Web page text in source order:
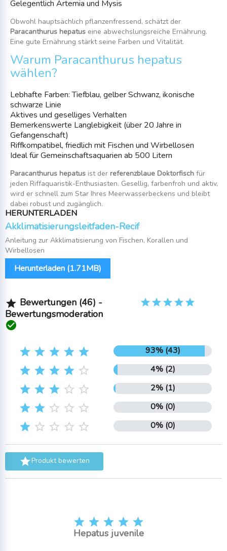
Gelegentlich Artemia und Mysis
Obwohl hauptsächlich pflanzenfressend, schätzt der
Paracanthurus hepatus eine abwechslungsreiche Ernährung.
Eine gute Ernährung stärkt seine Farben und Vitalität.
Warum Paracanthurus hepatus
wählen?
Lebhafte Farben: Tiefblau, gelber Schwanz, ikonische
schwarze Linie
Aktives und geselliges Verhalten
Bemerkenswerte Langlebigkeit (über 20 Jahre in
Gefangenschaft)
Riffkompatibel, friedlich mit Fischen und Wirbellosen
Ideal für Gemeinschaftsaquarien ab 500 Litern
Paracanthurus hepatus ist der referenzblaue Doktorfisch für
jeden Riffaquaristik-Enthusiasten. Gesellig, farbenfroh und aktiv,
wird er schnell zum Star Ihres Meerwasserbeckens und bleibt
dabei robust und zugänglich.
HERUNTERLADEN
Akklimatisierungsleitfaden-Recif
Anleitung zur Akklimatisierung von Fischen, Korallen und
Wirbellosen
Herunterladen (1.71MB)
 Bewertungen (46) -
Bewertungsmoderation

     93% (43)
     4% (2)
     2% (1)
     0% (0)
     0% (0)
Produkt bewerten
    
Hepatus juvenile